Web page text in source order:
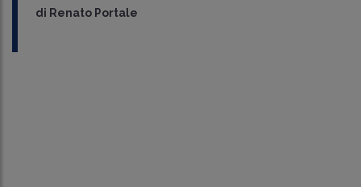
di Renato Portale